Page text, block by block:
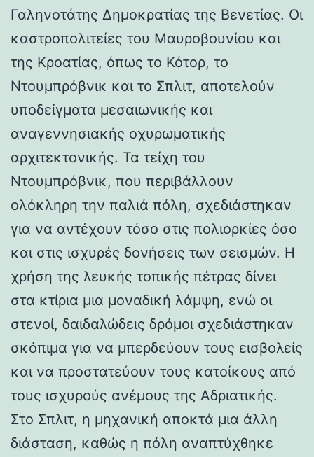
Γαληνοτάτης Δημοκρατίας της Βενετίας. Οι
καστροπολιτείες του Μαυροβουνίου και
της Κροατίας, όπως το Κότορ, το
Ντουμπρόβνικ και το Σπλιτ, αποτελούν
υποδείγματα μεσαιωνικής και
αναγεννησιακής οχυρωματικής
αρχιτεκτονικής. Τα τείχη του
Ντουμπρόβνικ, που περιβάλλουν
ολόκληρη την παλιά πόλη, σχεδιάστηκαν
για να αντέχουν τόσο στις πολιορκίες όσο
και στις ισχυρές δονήσεις των σεισμών. Η
χρήση της λευκής τοπικής πέτρας δίνει
στα κτίρια μια μοναδική λάμψη, ενώ οι
στενοί, δαιδαλώδεις δρόμοι σχεδιάστηκαν
σκόπιμα για να μπερδεύουν τους εισβολείς
και να προστατεύουν τους κατοίκους από
τους ισχυρούς ανέμους της Αδριατικής.
Στο Σπλιτ, η μηχανική αποκτά μια άλλη
διάσταση, καθώς η πόλη αναπτύχθηκε